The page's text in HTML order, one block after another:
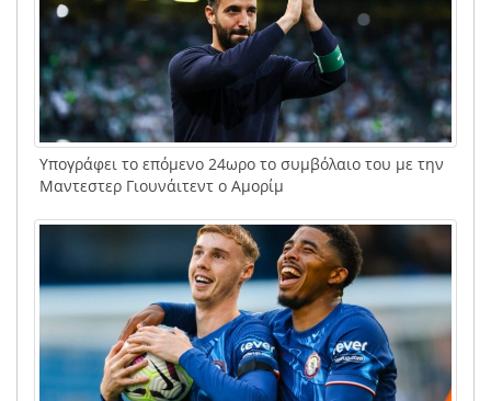
Υπογράφει το επόμενο 24ωρο το συμβόλαιο του με την
Μαντεστερ Γιουνάιτεντ ο Αμορίμ